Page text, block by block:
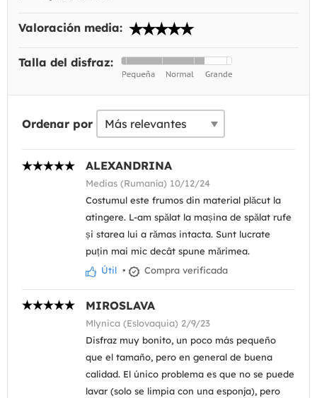
Valoración media:
Talla del disfraz:
Ordenar por
ALEXANDRINA
Medias (Rumanía) 10/12/24
Costumul este frumos din material plăcut la
atingere. L-am spălat la mașina de spălat rufe
și starea lui a rămas intacta. Sunt lucrate
puțin mai mic decât spune mărimea.
Útil • Compra verificada
MIROSLAVA
Mlynica (Eslovaquia) 2/9/23
Disfraz muy bonito, un poco más pequeño
que el tamaño, pero en general de buena
calidad. El único problema es que no se puede
lavar (solo se limpia con una esponja), pero